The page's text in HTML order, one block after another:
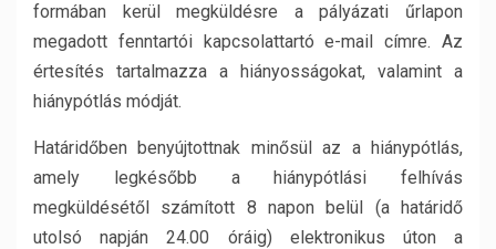
formában kerül megküldésre a pályázati űrlapon
megadott fenntartói kapcsolattartó e-mail címre. Az
értesítés tartalmazza a hiányosságokat, valamint a
hiánypótlás módját.
Határidőben benyújtottnak minősül az a hiánypótlás,
amely legkésőbb a hiánypótlási felhívás
megküldésétől számított 8 napon belül (a határidő
utolsó napján 24.00 óráig) elektronikus úton a